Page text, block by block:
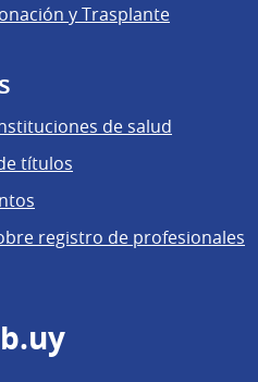
y Trasplante
de salud
títulos
registro de profesionales